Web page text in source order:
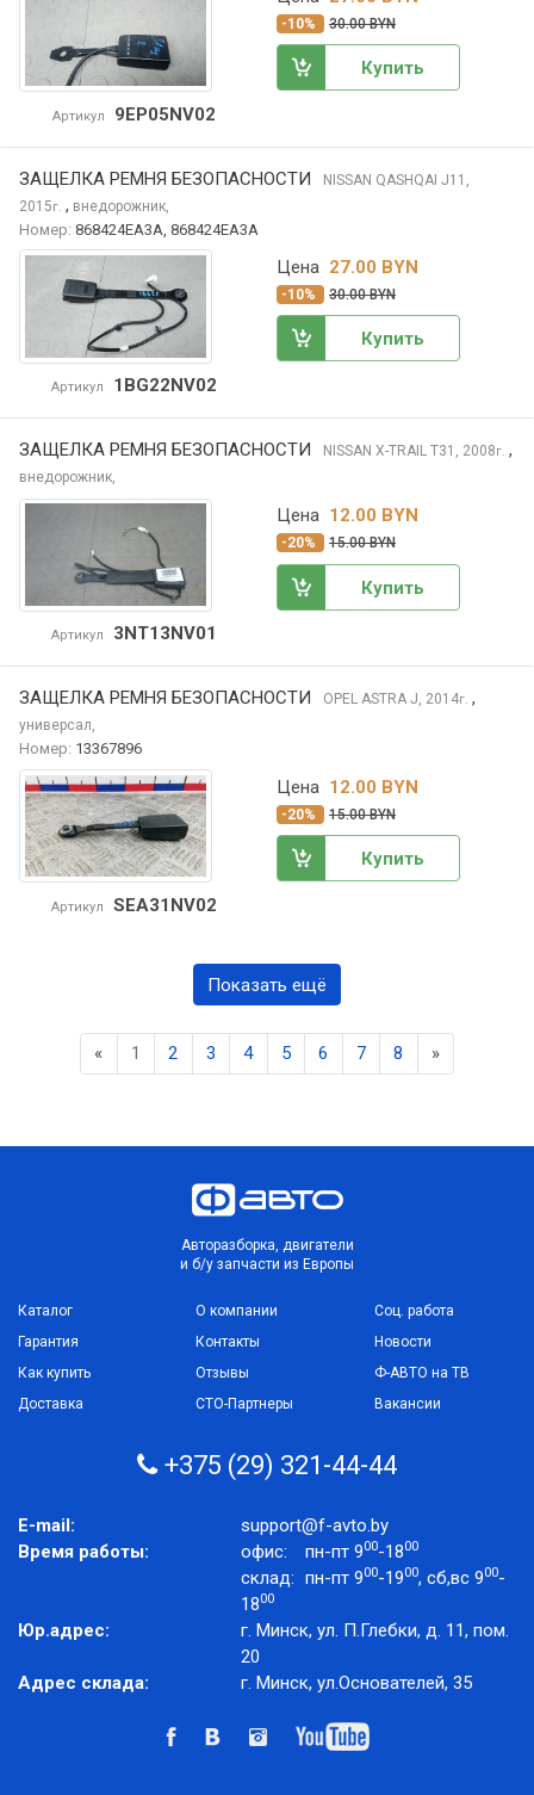
Артикул 9EP05NV02
-10% 30.00 BYN
Купить
ЗАЩЕЛКА РЕМНЯ БЕЗОПАСНОСТИ NISSAN QASHQAI J11,
2015г. , внедорожник,
Номер: 868424EA3A, 868424EA3A
Артикул 1BG22NV02
Цена 27.00 BYN
-10% 30.00 BYN
Купить
ЗАЩЕЛКА РЕМНЯ БЕЗОПАСНОСТИ NISSAN X-TRAIL T31, 2008г. ,
внедорожник,
Артикул 3NT13NV01
Цена 12.00 BYN
-20% 15.00 BYN
Купить
ЗАЩЕЛКА РЕМНЯ БЕЗОПАСНОСТИ OPEL ASTRA J, 2014г. ,
универсал,
Номер: 13367896
Артикул SEA31NV02
Цена 12.00 BYN
-20% 15.00 BYN
Купить
Показать ещё
« Previous
1 2 3 4 5 6 7 8 »Next
Авторазборка, двигатели
и б/у запчасти из Европы
Каталог
Гарантия
Как купить
Доставка
О компании
Контакты
Отзывы
СТО-Партнеры
Соц. работа
Новости
Ф-АВТО на ТВ
Вакансии
+375 (29) 321-44-44
E-mail:
support@f-avto.by
Время работы:
офис: пн-пт 900-1800
склад: пн-пт 900-1900, сб,вс 900-
1800
Юр.адрес:
г. Минск, ул. П.Глебки, д. 11, пом.
20
Адрес склада:
г. Минск, ул.Основателей, 35